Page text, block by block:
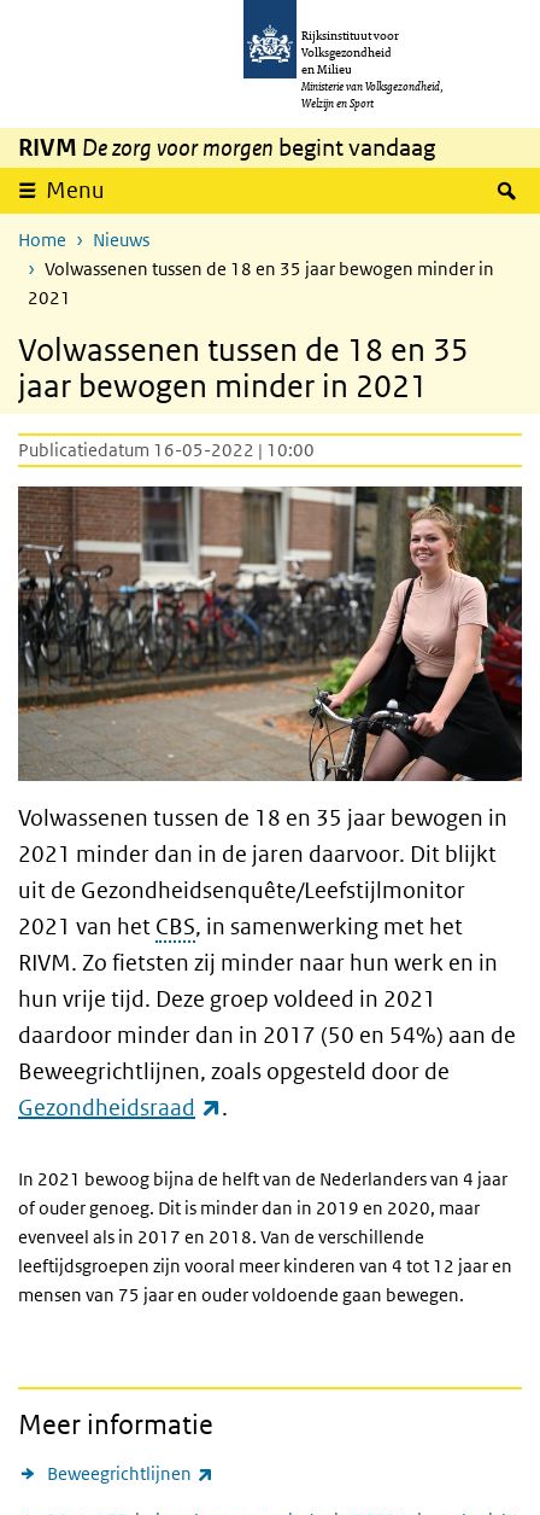
Overslaan en naar de inhoud gaan
Rijksinstituut voor
Volksgezondheid
en Milieu
Ministerie van Volksgezondheid,
Welzijn en Sport
RIVM De zorg voor morgen begint vandaag
Menu
Home
Nieuws
Volwassenen tussen de 18 en 35 jaar bewogen minder in
2021
Volwassenen tussen de 18 en 35
jaar bewogen minder in 2021
Publicatiedatum 16-05-2022 | 10:00
Volwassenen tussen de 18 en 35 jaar bewogen in
2021 minder dan in de jaren daarvoor. Dit blijkt
uit de Gezondheidsenquête/Leefstijlmonitor
2021 van het CBS, in samenwerking met het
RIVM. Zo fietsten zij minder naar hun werk en in
hun vrije tijd. Deze groep voldeed in 2021
daardoor minder dan in 2017 (50 en 54%) aan de
Beweegrichtlijnen, zoals opgesteld door de
Gezondheidsraad
(externe link)
.
In 2021 bewoog bijna de helft van de Nederlanders van 4 jaar
of ouder genoeg. Dit is minder dan in 2019 en 2020, maar
evenveel als in 2017 en 2018. Van de verschillende
leeftijdsgroepen zijn vooral meer kinderen van 4 tot 12 jaar en
mensen van 75 jaar en ouder voldoende gaan bewegen.
Meer informatie
Beweegrichtlijnen